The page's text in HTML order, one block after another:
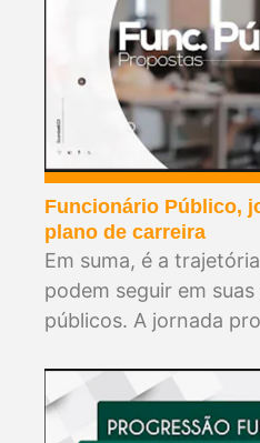
Funcionário Público,
plano de carreira
Em suma, é a
podem seguir em
públicos. A jornada